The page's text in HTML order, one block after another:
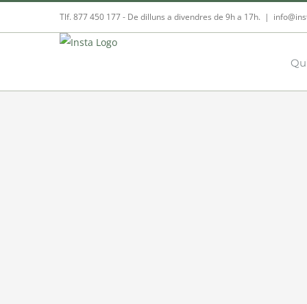
Tlf. 877 450 177‬ - De dilluns a divendres de 9h a 17h. |